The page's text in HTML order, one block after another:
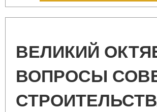
ВЕЛИКИЙ
ВОПРОСЫ